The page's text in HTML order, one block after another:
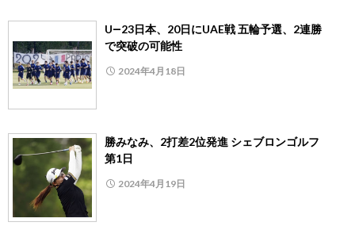
U―23日本、20日にUAE戦 五輪予選、2連勝
で突破の可能性
2024年4月18日
勝みなみ、2打差2位発進 シェブロンゴルフ
第1日
2024年4月19日